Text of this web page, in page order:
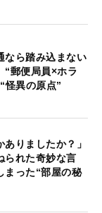
なら踏み込まない
“郵便局員×ホラ
怪異の原点”
ありましたか？」
られた奇妙な言
った“部屋の秘